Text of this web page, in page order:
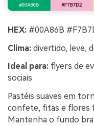
HEX: #00A86B
Clima: divertido, leve,
Ideal para: flyers de
sociais
Pastéis suaves em
confete, fitas e flores
Mantenha o fundo